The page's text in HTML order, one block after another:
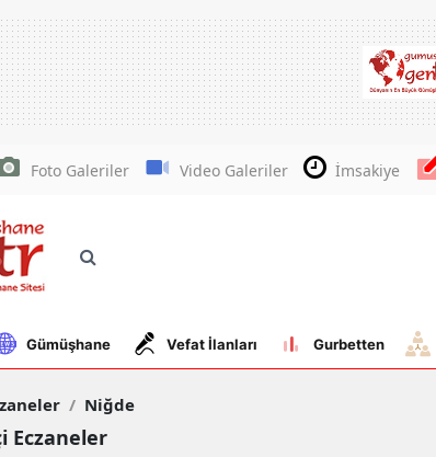
Foto Galeriler Video Galeriler İmsakiye
Gümüşhane Vefat İlanları Gurbetten
/ Niğde
Eczaneler